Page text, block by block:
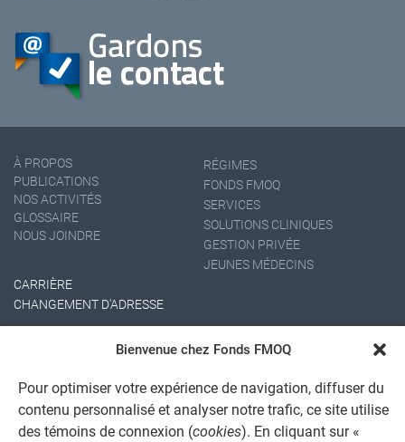
Bienvenue chez Fonds FMOQ
Pour optimiser votre expérience de navigation, diffuser du
contenu personnalisé et analyser notre trafic, ce site utilise
des témoins de connexion (cookies). En cliquant sur «
À PROPOS
PUBLICATIONS
NOS ACTIVITÉS
GLOSSAIRE
NOUS JOINDRE
RÉGIMES
FONDS FMOQ
SERVICES
SOLUTIONS CLINIQUES
GESTION PRIVÉE
JEUNES MÉDECINS
CARRIÈRE
CHANGEMENT D'ADRESSE